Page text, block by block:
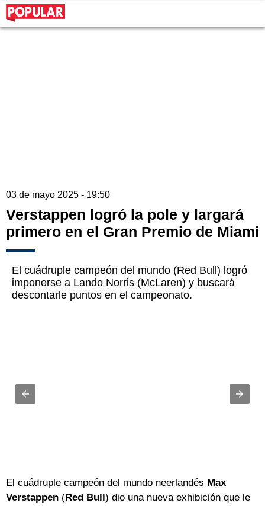
03 de mayo 2025 - 19:50
Verstappen logró la pole y largará
primero en el Gran Premio de Miami
El cuádruple campeón del mundo (Red Bull) logró
imponerse a Lando Norris (McLaren) y buscará
descontarle puntos en el campeonato.
El cuádruple campeón del mundo neerlandés Max
Verstappen (Red Bull) dio una nueva exhibición que le